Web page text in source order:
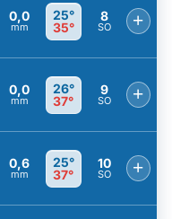
0,0
mm
25°
35°
8
SO +
0,0
mm
26°
37°
9
SO +
0,6
mm
25°
37°
10
SO +